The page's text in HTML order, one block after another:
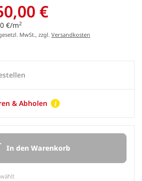
€/m2
€
MwSt., zzgl. Versandkosten
& Abholen
In den Warenkorb